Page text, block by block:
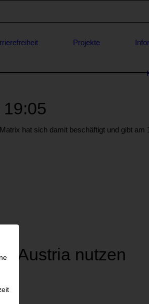
Projekte
hat sich damit beschäftigt und gibt am
Austria nutzen